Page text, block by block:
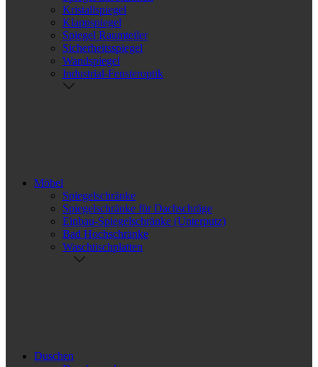
Kristallspiegel
Klappspiegel
Spiegel Raumteiler
Sicherheitsspiegel
Wandspiegel
Industrial-Fensteroptik
Möbel
Spiegelschränke
Spiegelschränke für Dachschräge
Einbau-Spiegelschränke (Unterputz)
Bad Hochschränke
Waschtischplatten
Duschen